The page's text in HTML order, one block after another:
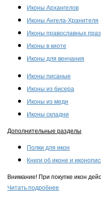
Иконы Архангелов
Иконы Ангела-Хранителя
Иконы православных
Иконы в киоте
Иконы для венчания
Иконы писаные
Иконы из бисера
Иконы из меди
Иконы складни
Дополнительные разделы
Полки для икон
Книги об иконе и
Внимание! При покупке икон
Читать подробнее